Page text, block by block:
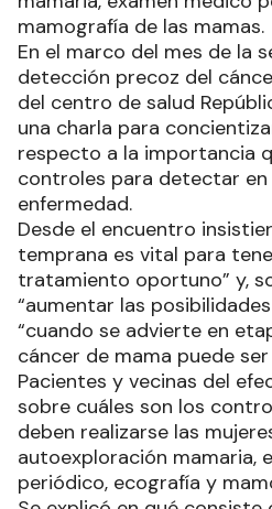
mamografía de las mamas.
En el marco del mes de la
detección precoz del
del centro de salud
una charla para
respecto a la importancia
controles para detectar
enfermedad.
Desde el encuentro
temprana es vital para
tratamiento oportuno” y,
“aumentar las
“cuando se advierte en
cáncer de mama puede ser
Pacientes y vecinas del
sobre cuáles son los
deben realizarse las
autoexploración mamaria,
periódico, ecografía y